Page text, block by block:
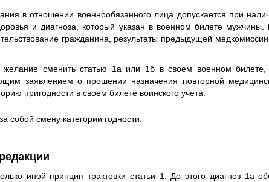
в отношении военнообязанного лица допускается при
и диагноза, который указан в военном билете мужчины.
гражданина, результаты предыдущей медкомиссии
сменить статью 1а или 1б в своем военном билете,
заявлением о прошении назначения повторной
пригодности в своем билете воинского учета.
собой смену категории годности.
иной принцип трактовки статьи 1. До этого диагноз 1а